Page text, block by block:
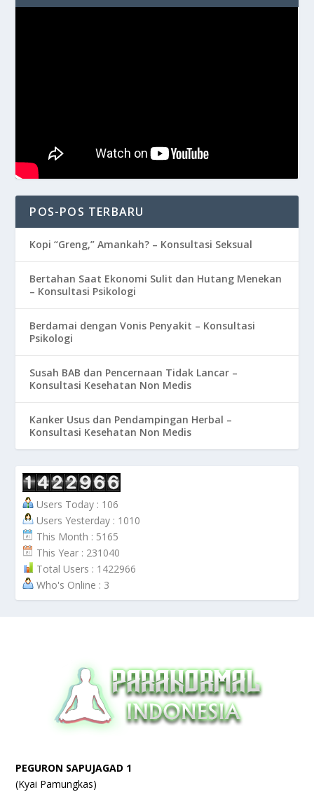
POS-POS TERBARU
Kopi “Greng,” Amankah? – Konsultasi Seksual
Bertahan Saat Ekonomi Sulit dan Hutang Menekan
– Konsultasi Psikologi
Berdamai dengan Vonis Penyakit – Konsultasi
Psikologi
Susah BAB dan Pencernaan Tidak Lancar –
Konsultasi Kesehatan Non Medis
Kanker Usus dan Pendampingan Herbal –
Konsultasi Kesehatan Non Medis
Users Today : 106
Users Yesterday : 1010
This Month : 5165
This Year : 231040
Total Users : 1422966
Who's Online : 3
PEGURON SAPUJAGAD 1
(Kyai Pamungkas)